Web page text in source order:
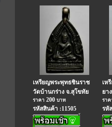
เหรียญพระพุทธชินราช
วัดบ้านกร่าง จ.สุโขทัย
ราคา 200 บาท
รหัสสินค้า :11505
เห
ยา
รา
รหั